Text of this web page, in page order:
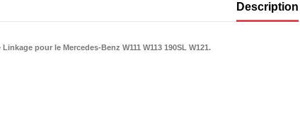
Description
pour le Mercedes-Benz W111 W113 190SL W121.